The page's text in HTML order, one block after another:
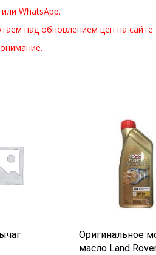
WhatsApp.
над обновлением цен на сайте.
Оригинальное
масло Land